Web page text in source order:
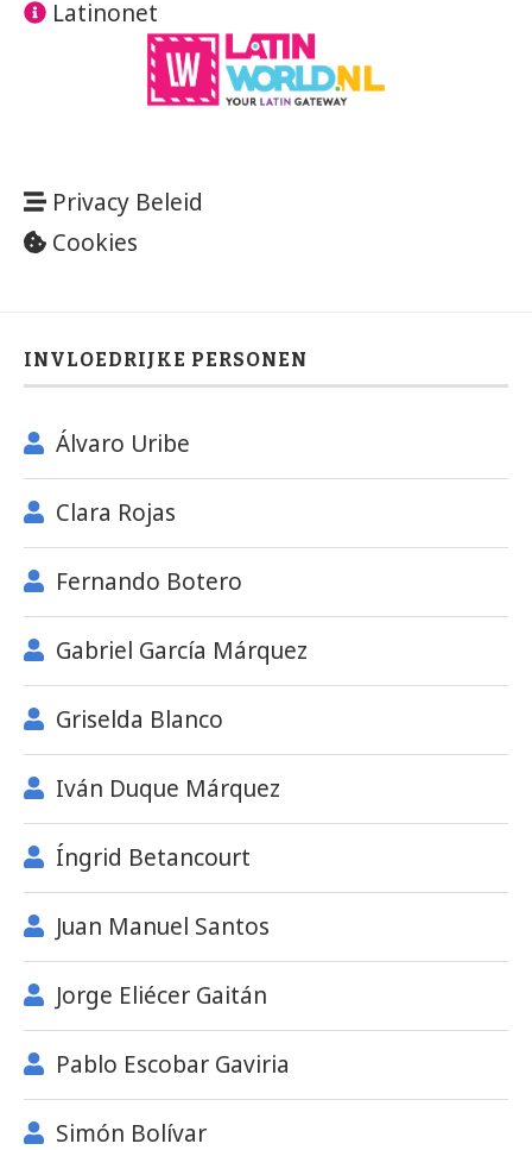
Latinonet
Privacy Beleid
Cookies
INVLOEDRIJKE PERSONEN
Álvaro Uribe
Clara Rojas
Fernando Botero
Gabriel García Márquez
Griselda Blanco
Iván Duque Márquez
Íngrid Betancourt
Juan Manuel Santos
Jorge Eliécer Gaitán
Pablo Escobar Gaviria
Simón Bolívar